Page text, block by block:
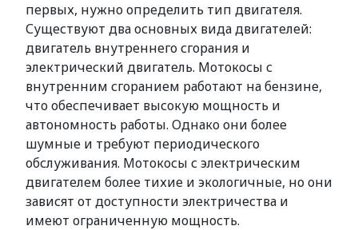
первых, нужно определить тип двигателя.
Существуют два основных вида двигателей:
двигатель внутреннего сгорания и
электрический двигатель. Мотокосы с
внутренним сгоранием работают на бензине,
что обеспечивает высокую мощность и
автономность работы. Однако они более
шумные и требуют периодического
обслуживания. Мотокосы с электрическим
двигателем более тихие и экологичные, но они
зависят от доступности электричества и
имеют ограниченную мощность.